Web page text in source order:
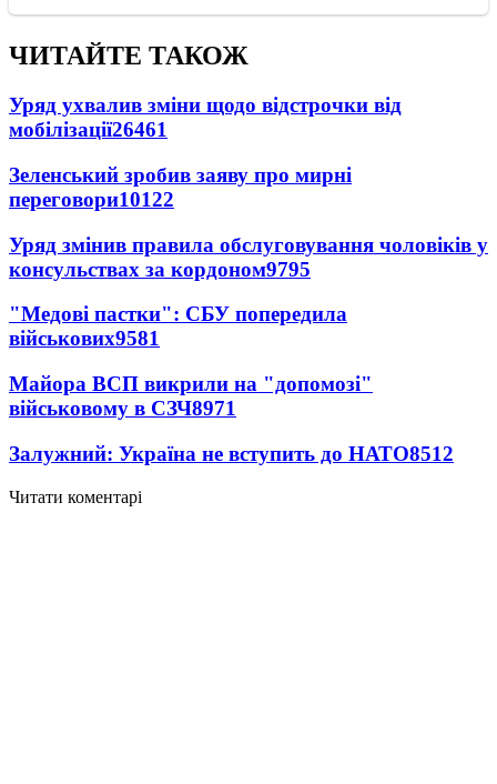
ЧИТАЙТЕ ТАКОЖ
Уряд ухвалив зміни щодо відстрочки від
мобілізації26461
Зеленський зробив заяву про мирні
переговори10122
Уряд змінив правила обслуговування чоловіків у
консульствах за кордоном9795
"Медові пастки": СБУ попередила
військових9581
Майора ВСП викрили на "допомозі"
військовому в СЗЧ8971
Залужний: Україна не вступить до НАТО8512
Читати коментарі